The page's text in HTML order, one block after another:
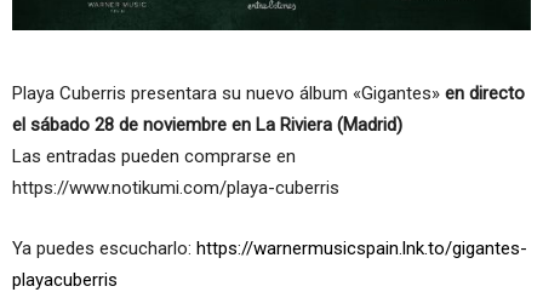
Playa Cuberris presentara su nuevo álbum «Gigantes» en directo
el sábado 28 de noviembre en La Riviera (Madrid)
Las entradas pueden comprarse en
https://www.notikumi.com/playa-cuberris
Ya puedes escucharlo: https://warnermusicspain.lnk.to/gigantes-
playacuberris